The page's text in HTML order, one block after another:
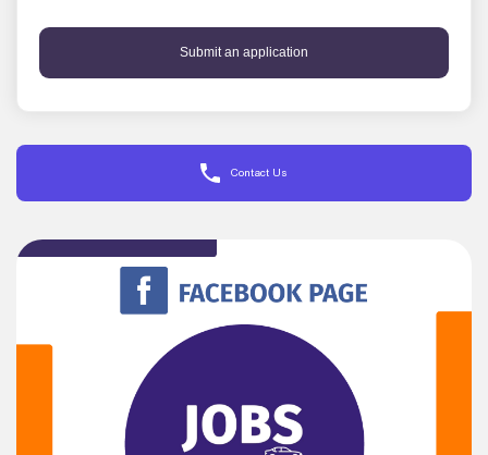
Submit an application
Contact Us